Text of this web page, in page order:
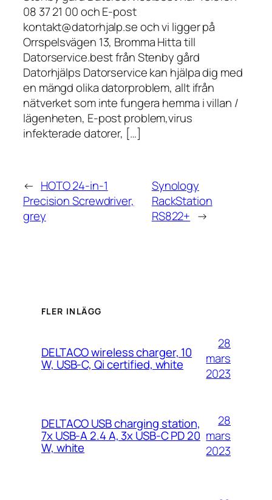
08 37 21 00 och E-post
kontakt@datorhjalp.se och vi ligger på
Orrspelsvägen 13, Bromma Hitta till
Datorservice.best från Stenby gård
Datorhjälps Datorservice kan hjälpa dig med
en mängd olika datorproblem, allt ifrån
nätverket som inte fungera hemma i villan /
lägenheten, E-post problem,virus
infekterade datorer, […]
← HOTO 24-in-1
Precision Screwdriver,
grey
Synology
RackStation
RS822+ →
FLER INLÄGG
DELTACO wireless charger, 10
W, USB-C, Qi certified, white
28
mars
2023
DELTACO USB charging station,
7x USB-A 2.4 A, 3x USB-C PD 20
W, white
28
mars
2023